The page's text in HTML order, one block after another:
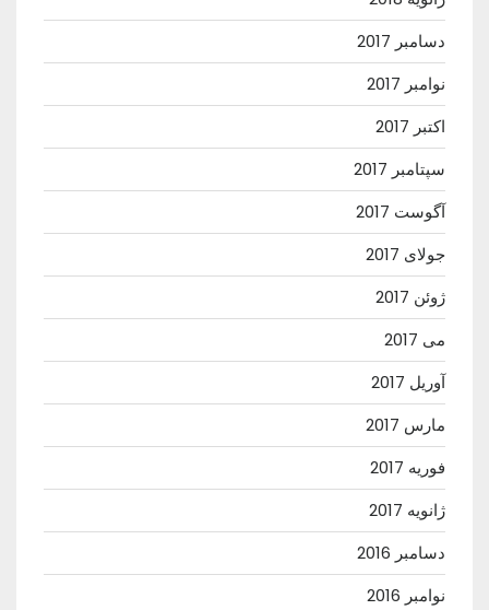
دسامبر 2017
نوامبر 2017
اکتبر 2017
سپتامبر 2017
آگوست 2017
جولای 2017
ژوئن 2017
می 2017
آوریل 2017
مارس 2017
فوریه 2017
ژانویه 2017
دسامبر 2016
نوامبر 2016